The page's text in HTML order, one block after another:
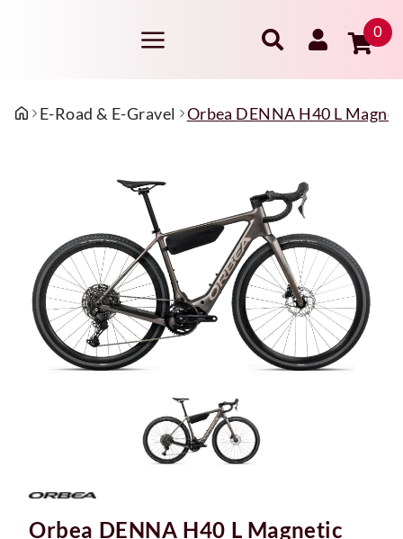
0
E-Road & E-Gravel Orbea DENNA H40 L
Orbea DENNA H40 L Magnetic